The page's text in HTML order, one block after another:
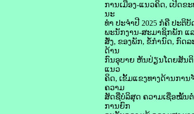
ການເມືອງ-ແນວຄິດ, ເປີດຂ
ນະ
ທໍາ ປະຈໍາປີ 2025 ກໍຄື ປະຕິ
ພະນັກງານ-ສະມາຊິກພັກ ແ
ສັ່ງ, ຂອງພັກ, ຂໍ້ກຳນົດ, ກົດ
ດ້ານ
ກົນອຸບາຍ ຫັນປ່ຽນໂດຍສັນ
ແນວ
ຄິດ, ເຂັ້ມແຂງທາງດ້ານກາ
ຄວາມ
ສັດຊື່ບໍລິສຸດ ຄວາມເຊື່ອໝັ້ນ
ການຍົກ